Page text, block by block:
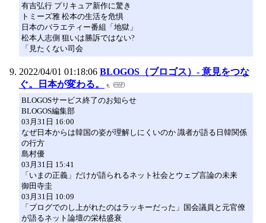
有吉弘行 プリキュア新作に驚き
トミーズ雅 松本の生活を危惧
日本のバラエティー番組「地獄」
松本人志側 狙いは勝訴ではない?
「見たくない司会
2022/04/01 01:18:06 BLOGOS（ブロゴス）- 意見をつな
ぐ。日本が変わる。
BLOGOSサービス終了のお知らせ
BLOGOS編集部
03月31日 16:00
なぜ日本からは韓国の姿が理解しにくいのか 識者が語る日韓関係
の行方
島村優
03月31日 15:41
「いまの正義」だけが語られるネット社会とウェブ言論の未来
御田寺圭
03月31日 10:09
「ブログでのし上がれたのはラッキーだった」国会議員と元官僚
が語るネット論壇の栄枯盛衰